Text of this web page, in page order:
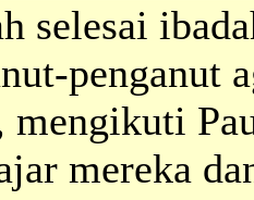
selesai
penganut
mereka